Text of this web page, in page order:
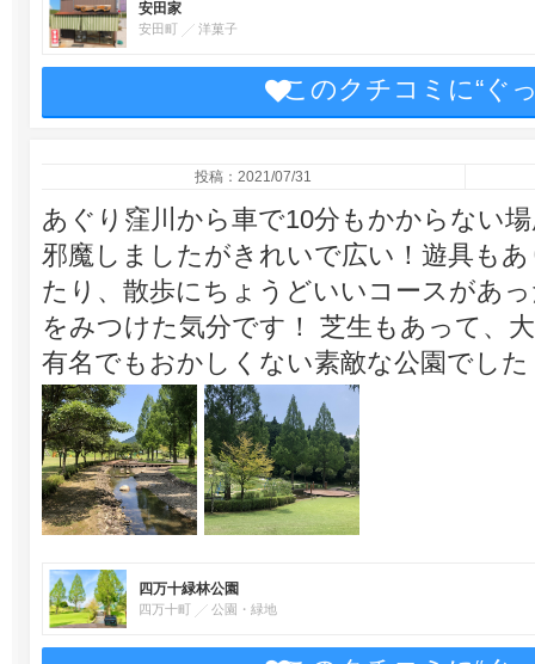
安田家
安田町 洋菓子
このクチコミに“ぐ
投稿：2021/07/31
あぐり窪川から車で10分もかからない
邪魔しましたがきれいで広い！遊具も
たり、散歩にちょうどいいコースがあ
をみつけた気分です！ 芝生もあって、
有名でもおかしくない素敵な公園でした
四万十緑林公園
四万十町 公園・緑地